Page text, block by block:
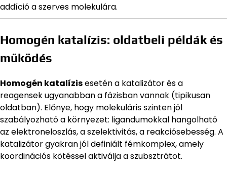
addíció a szerves molekulára.
Homogén katalízis: oldatbeli példák és
működés
Homogén katalízisesetén a katalizátor és a
reagensek ugyanabban a fázisban vannak (tipikusan
oldatban). Előnye, hogy molekuláris szinten jól
szabályozható a környezet: ligandumokkal hangolható
az elektroneloszlás, a szelektivitás, a reakciósebesség. A
katalizátor gyakran jól definiált fémkomplex, amely
koordinációs kötéssel aktiválja a szubsztrátot.